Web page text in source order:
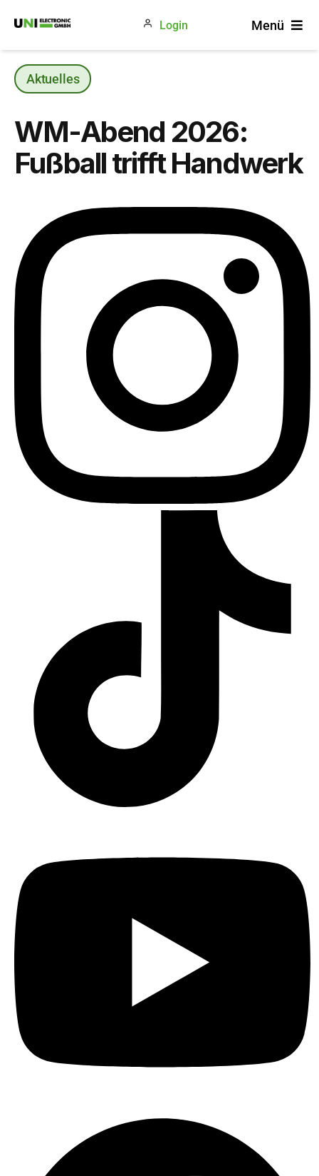
Inhalt
springen
Menü
Produkte
Gewerke
Unternehmen
Blog
Login
Aktuelles
WM-Abend 2026:
Fußball trifft Handwerk